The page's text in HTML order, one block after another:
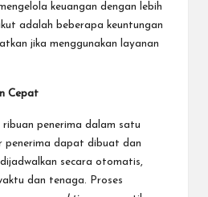
keuangan dengan lebih
adalah beberapa keuntungan
jika menggunakan layanan
Cepat
ribuan penerima dalam satu
penerima dapat dibuat dan
secara otomatis,
dan tenaga. Proses